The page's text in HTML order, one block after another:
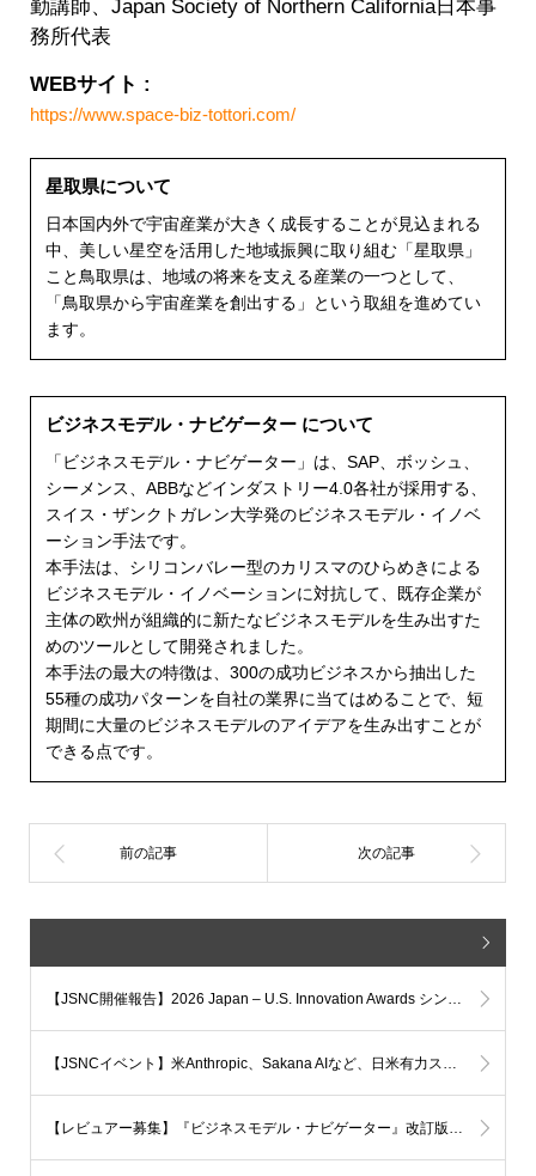
勤講師、Japan Society of Northern California日本事
務所代表
WEBサイト :
https://www.space-biz-tottori.com/
星取県について
日本国内外で宇宙産業が大きく成長することが見込まれる
中、美しい星空を活用した地域振興に取り組む「星取県」
こと鳥取県は、地域の将来を支える産業の一つとして、
「鳥取県から宇宙産業を創出する」という取組を進めてい
ます。
ビジネスモデル・ナビゲーター について
「ビジネスモデル・ナビゲーター」は、SAP、ボッシュ、
シーメンス、ABBなどインダストリー4.0各社が採用する、
スイス・ザンクトガレン大学発のビジネスモデル・イノベ
ーション手法です。
本手法は、シリコンバレー型のカリスマのひらめきによる
ビジネスモデル・イノベーションに対抗して、既存企業が
主体の欧州が組織的に新たなビジネスモデルを生み出すた
めのツールとして開発されました。
本手法の最大の特徴は、300の成功ビジネスから抽出した
55種の成功パターンを自社の業界に当てはめることで、短
期間に大量のビジネスモデルのアイデアを生み出すことが
できる点です。